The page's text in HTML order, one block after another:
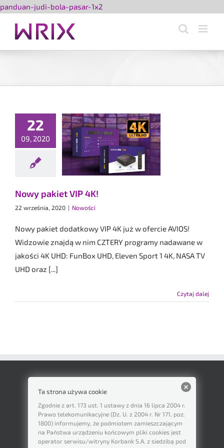
panduan-judi-bola-pasar-1x2Przejdź
22
09, 2020
VIP 4K!
Nowy pakiet VIP 4K!
22 września, 2020 | Nowości
Nowy pakiet dodatkowy VIP 4K już w ofercie AVIOS!
Widzowie znajdą w nim CZTERY programy nadawane w
jakości 4K UHD: FunBox UHD, Eleven Sport 1 4K, NASA TV
UHD oraz [...]
Czytaj dalej
Ta strona używa cookie
Zgodnie z art. 173 ust. 1 ustawy z dnia 16 lipca 2004 r.
Prawo telekomunikacyjne (Dz. U. z 2004 r. Nr 171, poz.
1800) informujemy, że podmiotem zamieszczającym
na Państwa urządzeniu końcowym pliki cookies jest
operator serwisu/witryny Korbank S.A. z siedzibą pod